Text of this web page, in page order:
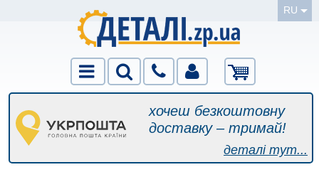
RU
хочеш безкоштовну
доставку – тримай!
деталі тут...